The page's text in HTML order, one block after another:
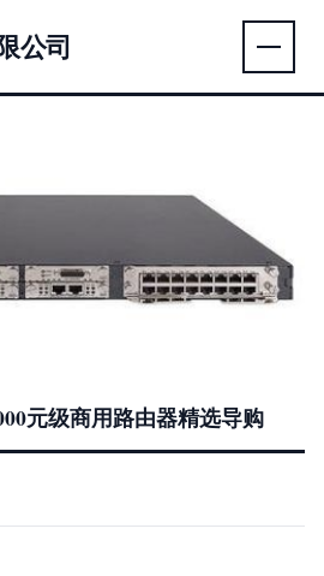
公司
元级商用路由器精选导购